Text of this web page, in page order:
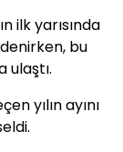
ilk yarısında
bu
ulaştı.
yılın ayını